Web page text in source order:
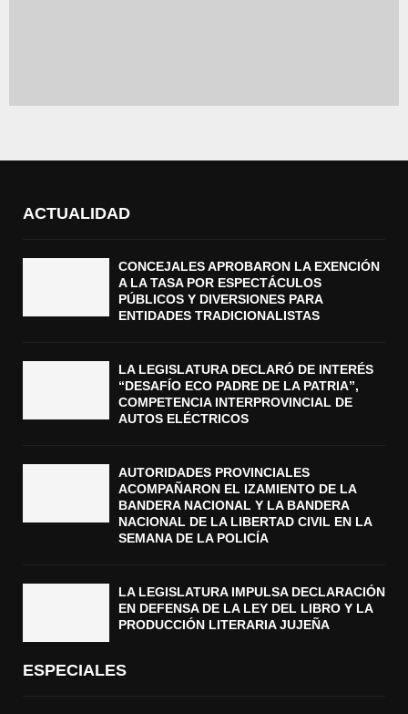
ACTUALIDAD
CONCEJALES APROBARON LA EXENCIÓN
A LA TASA POR ESPECTÁCULOS
PÚBLICOS Y DIVERSIONES PARA
ENTIDADES TRADICIONALISTAS
LA LEGISLATURA DECLARÓ DE INTERÉS
“DESAFÍO ECO PADRE DE LA PATRIA”,
COMPETENCIA INTERPROVINCIAL DE
AUTOS ELÉCTRICOS
AUTORIDADES PROVINCIALES
ACOMPAÑARON EL IZAMIENTO DE LA
BANDERA NACIONAL Y LA BANDERA
NACIONAL DE LA LIBERTAD CIVIL EN LA
SEMANA DE LA POLICÍA
LA LEGISLATURA IMPULSA DECLARACIÓN
EN DEFENSA DE LA LEY DEL LIBRO Y LA
PRODUCCIÓN LITERARIA JUJEÑA
ESPECIALES